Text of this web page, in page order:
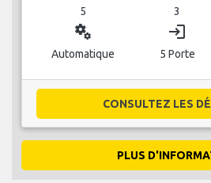
5 3
miscellaneous_services
Automatique
login
5 Porte
CONSULTEZ LES
PLUS